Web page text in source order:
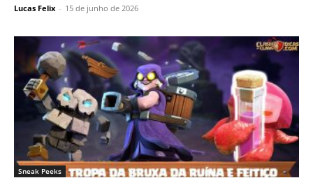
Lucas Felix - 15 de junho de 2026
Sneak Peeks